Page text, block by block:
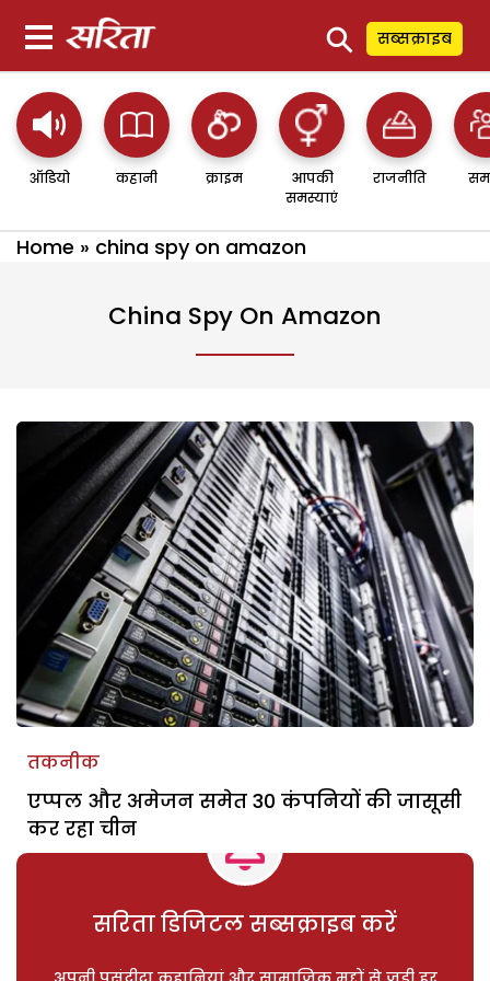
⚲ सब्सक्राइब
ऑडियो कहानी क्राइम
आपकी
समस्याएं
राजनीति
Home » china spy on amazon
China Spy On Amazon
तकनीक
एप्पल और अमेजन समेत 30 कंपनियों की जासूसी
कर रहा चीन
सरिता डिजिटल सब्सक्राइब करें